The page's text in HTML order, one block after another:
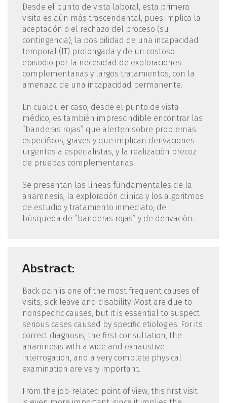
Desde el punto de vista laboral, esta primera
visita es aún más trascendental, pues implica la
aceptación o el rechazo del proceso (su
contingencia), la posibilidad de una incapacidad
temporal (IT) prolongada y de un costoso
episodio por la necesidad de exploraciones
complementarias y largos tratamientos, con la
amenaza de una incapacidad permanente.
En cualquier caso, desde el punto de vista
médico, es también imprescindible encontrar las
“banderas rojas” que alerten sobre problemas
específicos, graves y que implican derivaciones
urgentes a especialistas, y la realización precoz
de pruebas complementarias.
Se presentan las líneas fundamentales de la
anamnesis, la exploración clínica y los algoritmos
de estudio y tratamiento inmediato, de
búsqueda de “banderas rojas” y de derivación.
Abstract:
Back pain is one of the most frequent causes of
visits, sick leave and disability. Most are due to
nonspecific causes, but it is essential to suspect
serious cases caused by specific etiologies. For its
correct diagnosis, the first consultation, the
anamnesis with a wide and exhaustive
interrogation, and a very complete physical
examination are very important.
From the job-related point of view, this first visit